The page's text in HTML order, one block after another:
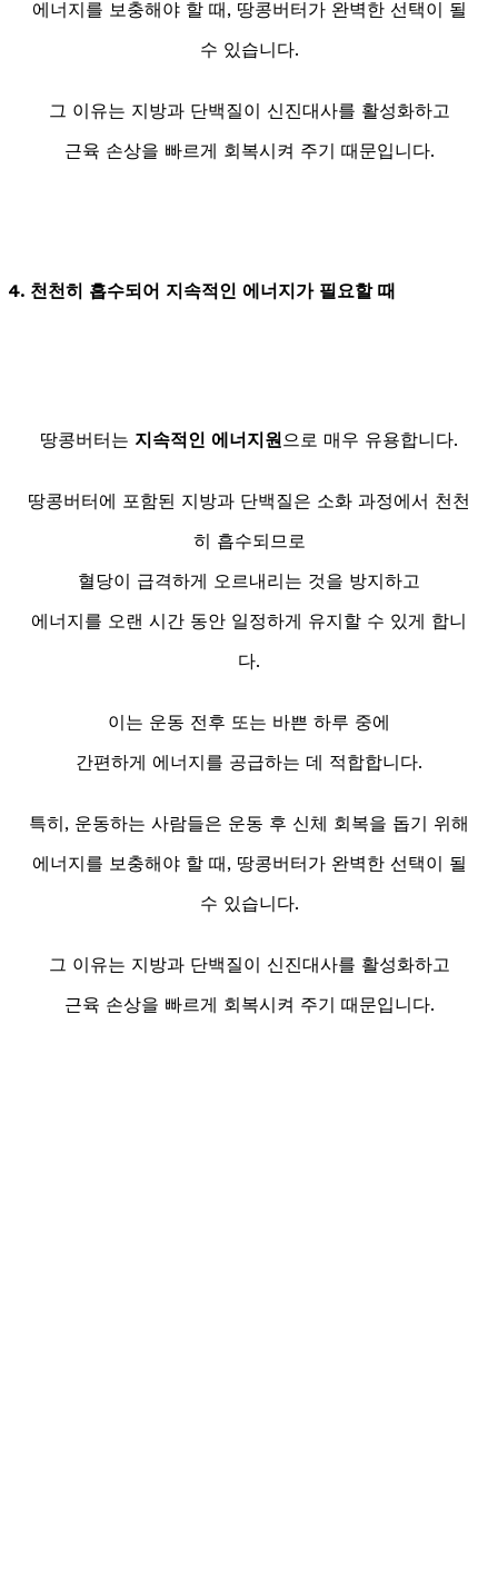
에너지를 보충해야 할 때, 땅콩버터가 완벽한 선택이 될
수 있습니다.
그 이유는 지방과 단백질이 신진대사를 활성화하고
근육 손상을 빠르게 회복시켜 주기 때문입니다.
4. 천천히 흡수되어 지속적인 에너지가 필요할 때
땅콩버터는 지속적인 에너지원 으로 매우 유용합니다.
땅콩버터에 포함된 지방과 단백질은 소화 과정에서 천천
히 흡수되므로
혈당이 급격하게 오르내리는 것을 방지하고
에너지를 오랜 시간 동안 일정하게 유지할 수 있게 합니
다.
이는 운동 전후 또는 바쁜 하루 중에
간편하게 에너지를 공급하는 데 적합합니다.
특히, 운동하는 사람들은 운동 후 신체 회복을 돕기 위해
에너지를 보충해야 할 때, 땅콩버터가 완벽한 선택이 될
수 있습니다.
그 이유는 지방과 단백질이 신진대사를 활성화하고
근육 손상을 빠르게 회복시켜 주기 때문입니다.